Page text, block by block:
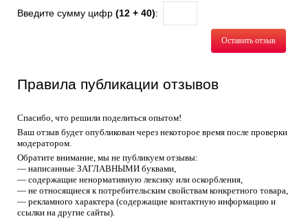
Введите сумму цифр (12 + 40):
Оставить отзыв
Правила публикации отзывов
Спасибо, что решили поделиться опытом!
Ваш отзыв будет опубликован через некоторое время после проверки
модератором.
Обратите внимание, мы не публикуем отзывы:
— написанные ЗАГЛАВНЫМИ буквами,
— содержащие ненормативную лексику или оскорбления,
— не относящиеся к потребительским свойствам конкретного товара,
— рекламного характера (содержащие контактную информацию и
ссылки на другие сайты).